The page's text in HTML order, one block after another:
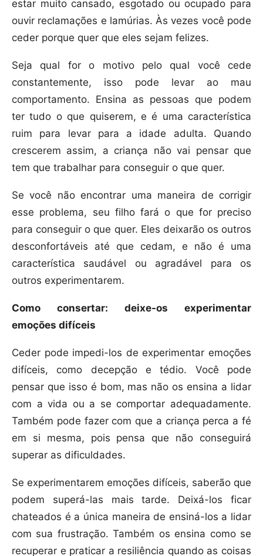
estar muito cansado, esgotado ou ocupado para
ouvir reclamações e lamúrias. Às vezes você pode
ceder porque quer que eles sejam felizes.
Seja qual for o motivo pelo qual você cede
constantemente, isso pode levar ao mau
comportamento. Ensina as pessoas que podem
ter tudo o que quiserem, e é uma característica
ruim para levar para a idade adulta. Quando
crescerem assim, a criança não vai pensar que
tem que trabalhar para conseguir o que quer.
Se você não encontrar uma maneira de corrigir
esse problema, seu filho fará o que for preciso
para conseguir o que quer. Eles deixarão os outros
desconfortáveis até que cedam, e não é uma
característica saudável ou agradável para os
outros experimentarem.
Como consertar: deixe-os experimentar
emoções difíceis
Ceder pode impedi-los de experimentar emoções
difíceis, como decepção e tédio. Você pode
pensar que isso é bom, mas não os ensina a lidar
com a vida ou a se comportar adequadamente.
Também pode fazer com que a criança perca a fé
em si mesma, pois pensa que não conseguirá
superar as dificuldades.
Se experimentarem emoções difíceis, saberão que
podem superá-las mais tarde. Deixá-los ficar
chateados é a única maneira de ensiná-los a lidar
com sua frustração. Também os ensina como se
recuperar e praticar a resiliência quando as coisas